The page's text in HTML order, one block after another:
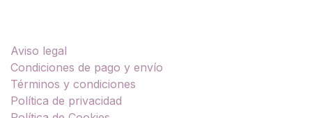
Aviso legal
Condiciones de pago y envío
Términos y condiciones
Política de privacidad